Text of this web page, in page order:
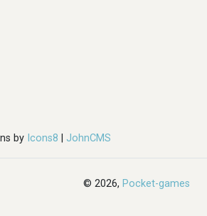
byIcons8 JohnCMS
© 2026, Pocket-games